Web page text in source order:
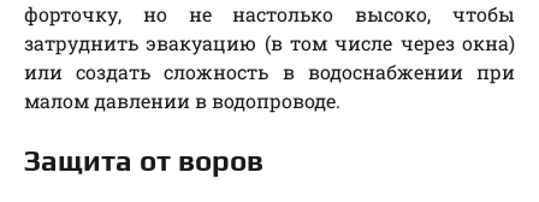
форточку, но не настолько высоко, чтобы
затруднить эвакуацию (в том числе через окна)
или создать сложность в водоснабжении при
малом давлении в водопроводе.
Защита от воров